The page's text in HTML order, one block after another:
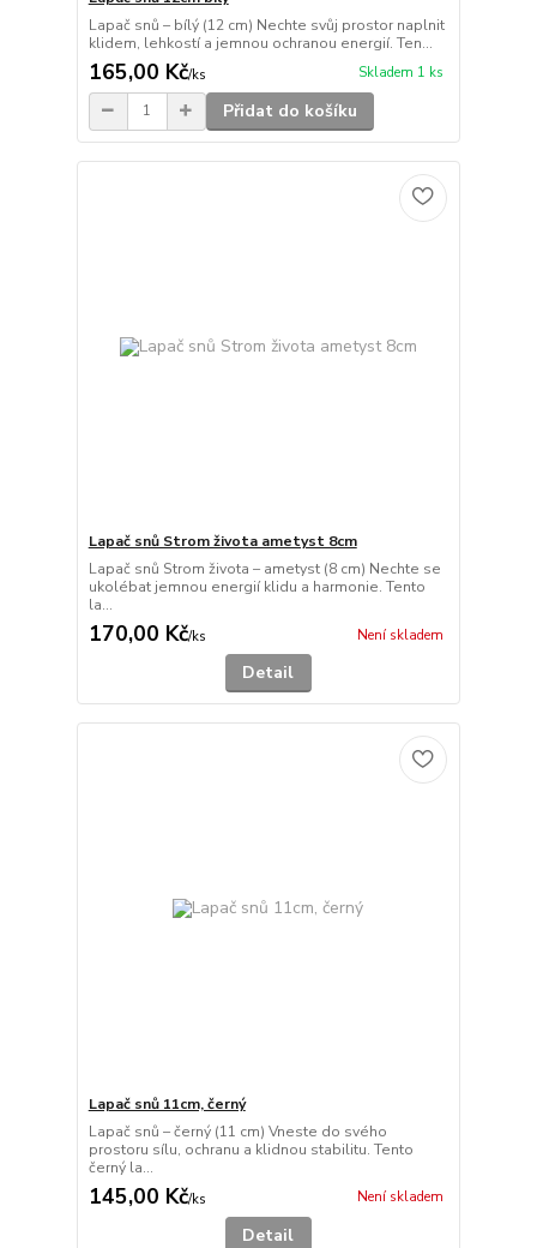
Lapač snů – bílý (12 cm) Nechte svůj prostor naplnit
klidem, lehkostí a jemnou ochranou energií. Ten...
165,00 Kč/ks Skladem 1 ks
Přidat do košíku
Lapač snů Strom života ametyst 8cm
Lapač snů Strom života – ametyst (8 cm) Nechte se
ukolébat jemnou energií klidu a harmonie. Tento
la...
170,00 Kč/ks Není skladem
Detail
Lapač snů 11cm, černý
Lapač snů – černý (11 cm) Vneste do svého
prostoru sílu, ochranu a klidnou stabilitu. Tento
černý la...
145,00 Kč/ks Není skladem
Detail